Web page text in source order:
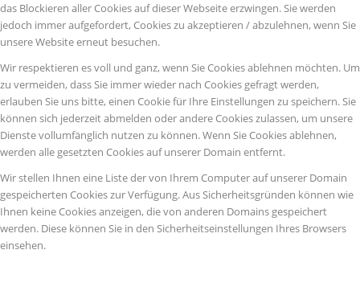
das Blockieren aller Cookies auf dieser Webseite erzwingen. Sie werden
jedoch immer aufgefordert, Cookies zu akzeptieren / abzulehnen, wenn Sie
unsere Website erneut besuchen.
Wir respektieren es voll und ganz, wenn Sie Cookies ablehnen möchten. Um
zu vermeiden, dass Sie immer wieder nach Cookies gefragt werden,
erlauben Sie uns bitte, einen Cookie für Ihre Einstellungen zu speichern. Sie
können sich jederzeit abmelden oder andere Cookies zulassen, um unsere
Dienste vollumfänglich nutzen zu können. Wenn Sie Cookies ablehnen,
werden alle gesetzten Cookies auf unserer Domain entfernt.
Wir stellen Ihnen eine Liste der von Ihrem Computer auf unserer Domain
gespeicherten Cookies zur Verfügung. Aus Sicherheitsgründen können wie
Ihnen keine Cookies anzeigen, die von anderen Domains gespeichert
werden. Diese können Sie in den Sicherheitseinstellungen Ihres Browsers
einsehen.